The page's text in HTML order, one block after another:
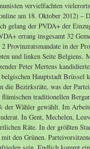
kam die PVDA+ erstmals in den Arbeiterbezirken Molenbeek und Schaarbeek mit jeweils einem Abgeordneten in die Bezirksräte, was der Partei auch in Henegouwen, in Mons und in Charleroi gelang. Den Gemeinderatssitz in La Louvière hielt die PVDA+. In der flämischen traditionellen Bergarbeiterstadt Genk konnte die PVDA+ ihre Sitze im Stadtrat von 1 Mandat auf 3 Mandate steigern und wurde von 8,8% der Wähler gewählt. Im Arbeiterort Zelzate bei Genk legte die PVDA+ auf hohem Niveau noch zu und errang mit 22% der Stimmen 6 Sitze im Gemeinderat. In Gent, Mechelen, Leuven und Namur erhöhte die PVDA+ ihre Stimmenzahl um das 2-3fache auf ca. 3% und verfehlte knapp den Einzug in die örtlichen Räte. In der größten Stadt Flanderns, Antwerpen, ist die PVDA+ dank 8% der Wählerstimmen jetzt die viertstärkste Partei und auf Augenhöhe mit den Grünen. Parteivorsitzender Peter Mertens erklärte dazu vor begeisterten Mitgliedern und Freunden der PVDA+ in Antwerpen: „Wir können zufrieden sein. Endlich kommt eine Partei in Antwerpen rein, die eine gesellschaftliche Opposition anführt. Wir werden in den kommenden Jahren eine konstruktive gesellschaftliche Opposition gegen den künftigen Bürgermeister Bart de Wever (Vorsitzender der reaktionären flämisch-separatistischen Partei N-VA) bilden. Die Veränderung beginnt in Antwerpen. Wir müssen unser Ergebnis in eine starke Organisation und eine Kraft aus der Basis heraus umsetzen. Was das Ergebnis der Stadtliste des bisherigen Bürgermeisters Janssens betrifft, so haben sie sich dies selbst zu verdanken. Eine Woche vor der Wahl zu verkünden, daß in Antwerpen keine Krise beim bezahlbaren Wohnraum besteht, ist einfach nur weltfremd. Ich bin glücklich, daß wir in Antwerpen vier Abgeordnete im Stadtrat und 16 in den Distriktsräten haben, um eine gute linke Alternative und eine zur Auseinandersetzung fähige Opposition einzubringen.“ Mit 12 Gemeinderatssitzen in der Region Lüttich gelang der PVDA+ der